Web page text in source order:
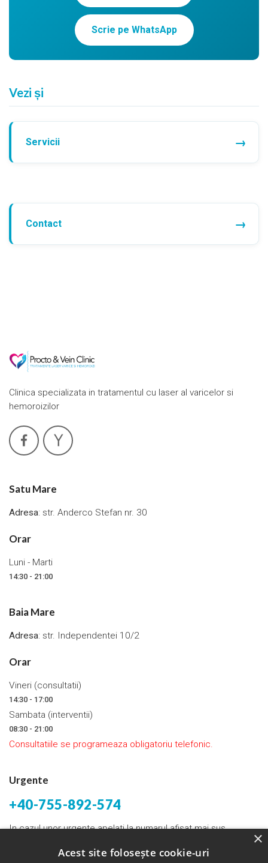
Scrie pe WhatsApp
Vezi și
Servicii
Contact
Clinica specializata in tratamentul cu laser al varicelor si
hemoroizilor
Satu Mare
Adresa: str. Anderco Stefan nr. 30
Orar
Luni - Marti
14:30 - 21:00
Baia Mare
Adresa: str. Independentei 10/2
Orar
Vineri (consultatii)
14:30 - 17:00
Sambata (interventii)
08:30 - 21:00
Consultatiile se programeaza obligatoriu telefonic.
Urgente
+40-755-892-574
In cazul unor urgente apelati la numarul afisat mai sus.
bogdantunas@yahoo.com
Acest site folosește cookie-uri
×